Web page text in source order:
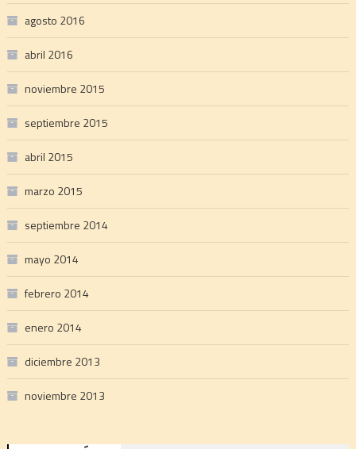
agosto 2016
abril 2016
noviembre 2015
septiembre 2015
abril 2015
marzo 2015
septiembre 2014
mayo 2014
febrero 2014
enero 2014
diciembre 2013
noviembre 2013